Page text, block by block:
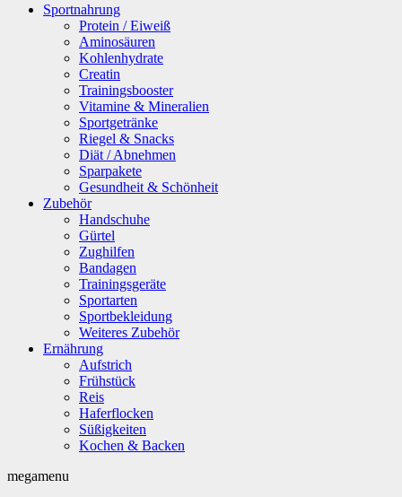
Sportnahrung
Protein / Eiweiß
Aminosäuren
Kohlenhydrate
Creatin
Trainingsbooster
Vitamine & Mineralien
Sportgetränke
Riegel & Snacks
Diät / Abnehmen
Sparpakete
Gesundheit & Schönheit
Zubehör
Handschuhe
Gürtel
Zughilfen
Bandagen
Trainingsgeräte
Sportarten
Sportbekleidung
Weiteres Zubehör
Ernährung
Aufstrich
Frühstück
Reis
Haferflocken
Süßigkeiten
Kochen & Backen
megamenu